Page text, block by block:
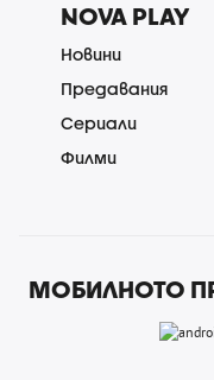
NOVA PLAY
Новини
Предавания
Сериали
Филми
МОБИЛНОТО